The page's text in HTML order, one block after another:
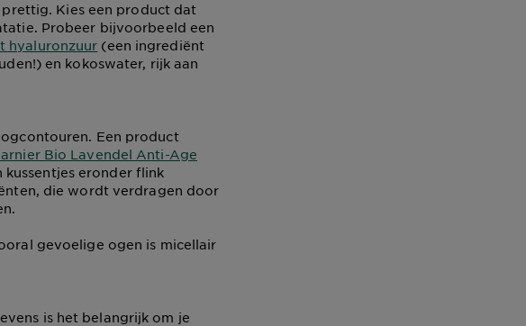
Kies een product dat
Probeer bijvoorbeeld een
hyaluronzuur (een ingrediënt
en kokoswater, rijk aan
Een product
Bio Lavendel Anti-Age
eronder flink
die wordt verdragen door
gevoelige ogen is micellair
is het belangrijk om je